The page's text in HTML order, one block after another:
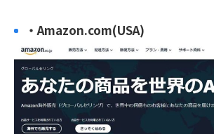
・Amazon.com(USA)